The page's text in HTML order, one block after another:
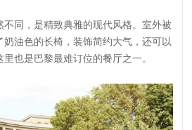
同，是精致典雅的现代风格。室外被
油色的长椅，装饰简约大气，还可以
也是巴黎最难订位的餐厅之一。